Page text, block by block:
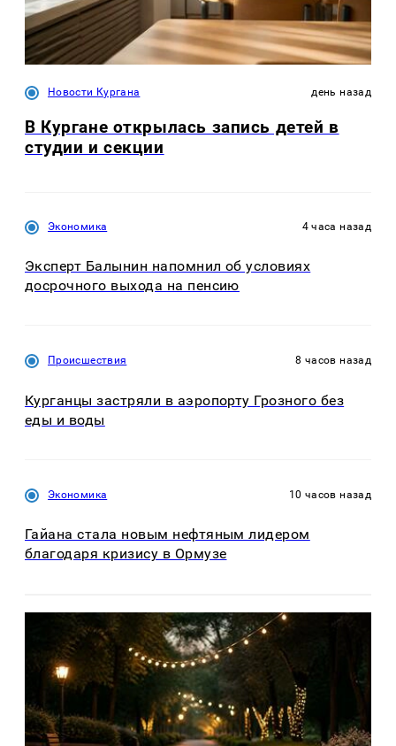
Новости Кургана день назад
В Кургане открылась запись детей в
студии и секции
Экономика 4 часа назад
Эксперт Балынин напомнил об условиях
досрочного выхода на пенсию
Происшествия 8 часов назад
Курганцы застряли в аэропорту Грозного без
еды и воды
Экономика 10 часов назад
Гайана стала новым нефтяным лидером
благодаря кризису в Ормузе